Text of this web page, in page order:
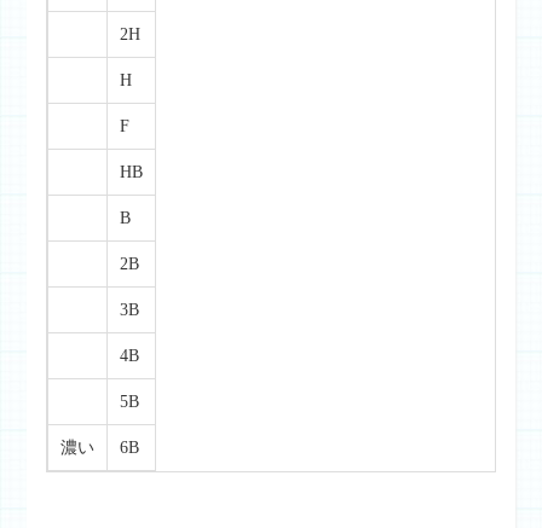
2H
H
F
HB
B
2B
3B
4B
5B
濃い 6B